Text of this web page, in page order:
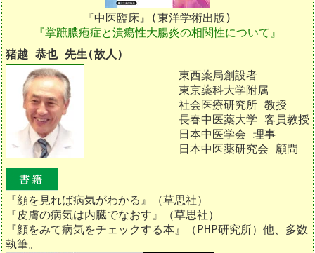
『中医臨床』(東洋学術出版)
『掌蹠膿疱症と潰瘍性大腸炎の相関性について』
猪越 恭也 先生(故人)
東西薬局創設者
東京薬科大学附属
社会医療研究所 教授
長春中医薬大学 客員教授
日本中医学会 理事
日本中医薬研究会 顧問
『顔を見れば病気がわかる』（草思社）
『皮膚の病気は内臓でなおす』（草思社）
『顔をみて病気をチェックする本』（PHP研究所）他、多数
執筆。